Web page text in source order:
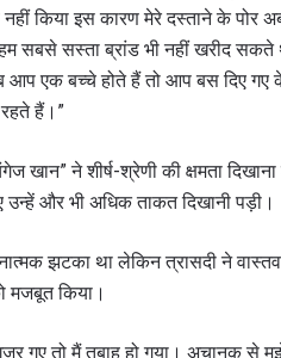
किया इस कारण मेरे दस्ताने के
सस्ता ब्रांड भी नहीं खरीद सकते
एक बच्चे होते हैं तो आप बस दिए गए
हैं।”
खान” ने शीर्ष-श्रेणी की क्षमता
और भी अधिक ताकत दिखानी पड़ी।
झटका था लेकिन त्रासदी ने
मजबूत किया।
गए तो मैं तबाह हो गया। अचानक से